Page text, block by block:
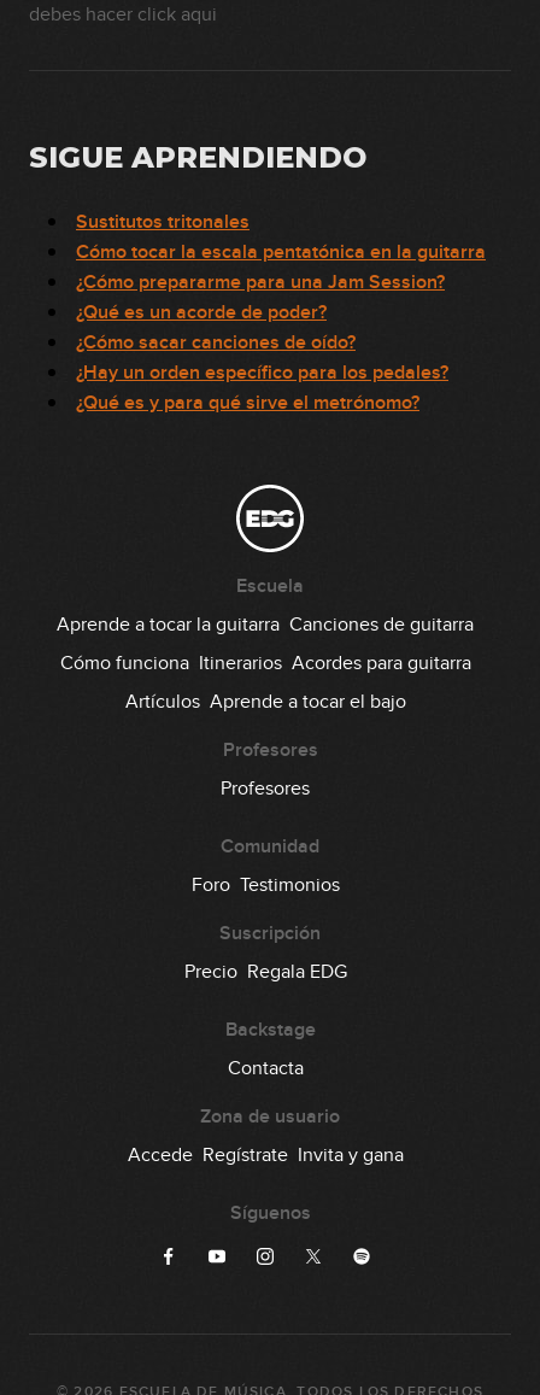
debes hacer click aqui
SIGUE APRENDIENDO
Sustitutos tritonales
Cómo tocar la escala pentatónica en la guitarra
¿Cómo prepararme para una Jam Session?
¿Qué es un acorde de poder?
¿Cómo sacar canciones de oído?
¿Hay un orden específico para los pedales?
¿Qué es y para qué sirve el metrónomo?
Escuela
Aprende a tocar la guitarra Canciones de guitarra
Cómo funciona Itinerarios Acordes para guitarra
Artículos Aprende a tocar el bajo
Profesores
Profesores
Comunidad
Foro Testimonios
Suscripción
Precio Regala EDG
Backstage
Contacta
Zona de usuario
Accede Regístrate Invita y gana
Síguenos